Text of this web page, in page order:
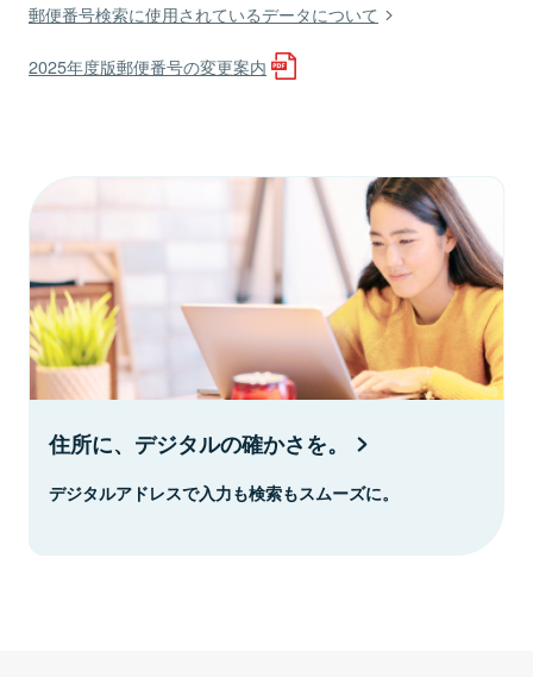
郵便番号検索に使用されているデータについて
2025年度版郵便番号の変更案内
住所に、デジタルの確かさを。
デジタルアドレスで入力も検索もスムーズに。